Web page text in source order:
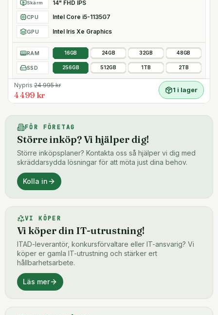
Skärm 14" FHD IPS
CPU Intel Core i5-1135G7
GPU Intel Iris Xe Graphics
RAM 16GB 24GB 32GB 48GB
SSD 256GB 512GB 1TB 2TB
Nypris 24 995kr
4 499 kr
1 i lager
FÖR FÖRETAG
Större inköp? Vi hjälper dig!
Större inköpsplaner? Kontakta oss så hjälper vi dig med
skräddarsydda lösningar för att möta just dina behov.
Kolla in
VI KÖPER
Vi köper din IT-utrustning!
ITAD-leverantör, konkursförvaltare eller IT-ansvarig? Vi
köper er gamla IT-utrustning och stärker ert
hållbarhetsarbete.
Läs mer